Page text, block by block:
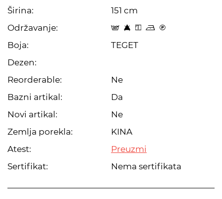
Širina:
151 cm
Održavanje:
s 8 y o C
Boja:
TEGET
Dezen:
Reorderable:
Ne
Bazni artikal:
Da
Novi artikal:
Ne
Zemlja porekla:
KINA
Atest:
Preuzmi
Sertifikat:
Nema sertifikata